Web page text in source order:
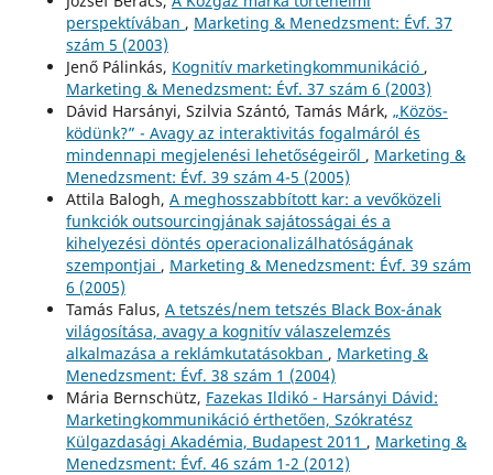
perspektívában , Marketing & Menedzsment: Évf. 37
szám 5 (2003)
Jenő Pálinkás, Kognitív marketingkommunikáció ,
Marketing & Menedzsment: Évf. 37 szám 6 (2003)
Dávid Harsányi, Szilvia Szántó, Tamás Márk, „Közös-
ködünk?” - Avagy az interaktivitás fogalmáról és
mindennapi megjelenési lehetőségeiről , Marketing &
Menedzsment: Évf. 39 szám 4-5 (2005)
Attila Balogh, A meghosszabbított kar: a vevőközeli
funkciók outsourcingjának sajátosságai és a
kihelyezési döntés operacionalizálhatóságának
szempontjai , Marketing & Menedzsment: Évf. 39 szám
6 (2005)
Tamás Falus, A tetszés/nem tetszés Black Box-ának
világosítása, avagy a kognitív válaszelemzés
alkalmazása a reklámkutatásokban , Marketing &
Menedzsment: Évf. 38 szám 1 (2004)
Mária Bernschütz, Fazekas Ildikó - Harsányi Dávid:
Marketingkommunikáció érthetően, Szókratész
Külgazdasági Akadémia, Budapest 2011 , Marketing &
Menedzsment: Évf. 46 szám 1-2 (2012)